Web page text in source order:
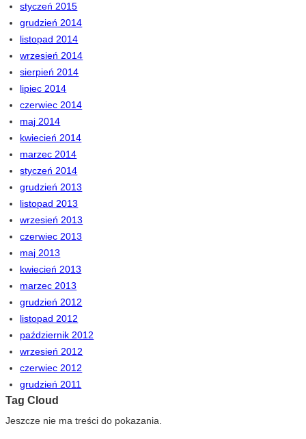
styczeń 2015
grudzień 2014
listopad 2014
wrzesień 2014
sierpień 2014
lipiec 2014
czerwiec 2014
maj 2014
kwiecień 2014
marzec 2014
styczeń 2014
grudzień 2013
listopad 2013
wrzesień 2013
czerwiec 2013
maj 2013
kwiecień 2013
marzec 2013
grudzień 2012
listopad 2012
październik 2012
wrzesień 2012
czerwiec 2012
grudzień 2011
Tag Cloud
Jeszcze nie ma treści do pokazania.